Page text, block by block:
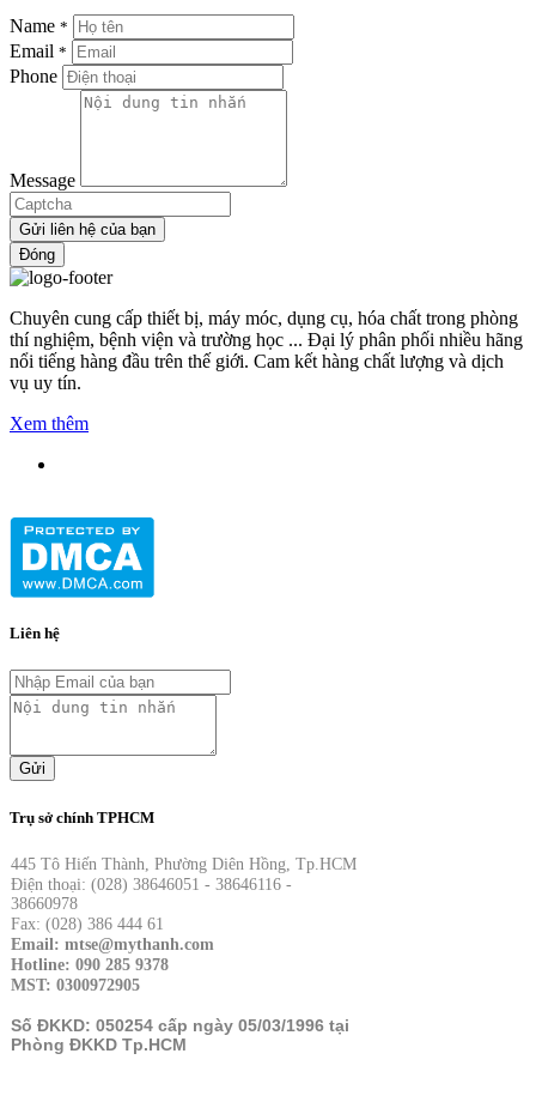
Name *
Email *
Phone
Message
Gửi liên hệ của bạn
Đóng
Chuyên cung cấp thiết bị, máy móc, dụng cụ, hóa chất trong phòng
thí nghiệm, bệnh viện và trường học ... Đại lý phân phối nhiều hãng
nổi tiếng hàng đầu trên thế giới. Cam kết hàng chất lượng và dịch
vụ uy tín.
Xem thêm
Liên hệ
Gửi
Trụ sở chính TPHCM
445 Tô Hiến Thành, Phường Diên Hồng, Tp.HCM
Điện thoại: (028) 38646051 - 38646116 -
38660978
Fax: (028) 386 444 61
Email: mtse@mythanh.com
Hotline: 090 285 9378
MST: 0300972905
Số ĐKKD: 050254 cấp ngày 05/03/1996 tại
Phòng ĐKKD Tp.HCM